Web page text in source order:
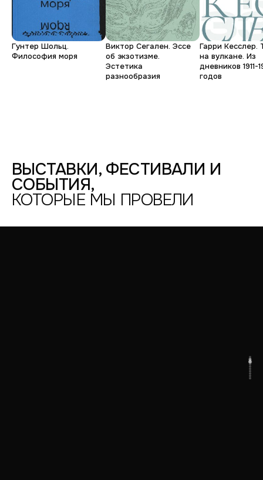
Гунтер Шольц.
Философия моря
Виктор Сегален. Эссе
об экзотизме.
Эстетика
разнообразия
Гарри Кесслер.
на вулкане. Из
дневников 1911-
годов
ВЫСТАВКИ, ФЕСТИВАЛИ И
СОБЫТИЯ,
КОТОРЫЕ МЫ ПРОВЕЛИ
Молодая
Гудков.
Следи
за
тем,
/
ПРОСТРАНСТВО
"ФЛИГЕЛЬ"
—
2016
Денис
Шулепов.
Практика
ностальгии
/
1
ЭТАЖ
—
2025
Коллективность.
Ирина
Масштабная
Настоящее
Виталий